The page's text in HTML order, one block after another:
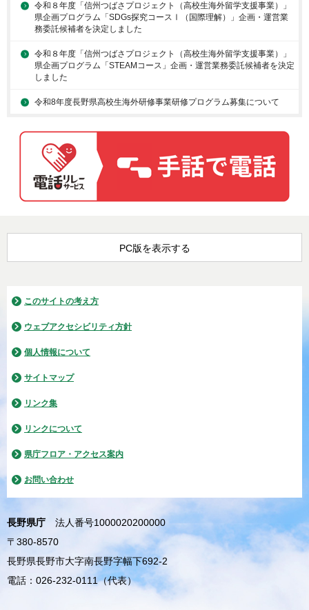
令和８年度「信州つばさプロジェクト（高校生海外留学支援事業）」
県企画プログラム「SDGs探究コースⅠ（国際理解）」企画・運営業
務委託候補者を決定しました
令和８年度「信州つばさプロジェクト（高校生海外留学支援事業）」
県企画プログラム「STEAMコース」企画・運営業務委託候補者を決定
しました
令和8年度長野県高校生海外研修事業研修プログラム募集について
PC版を表示する
このサイトの考え方
ウェブアクセシビリティ方針
個人情報について
サイトマップ
リンク集
リンクについて
県庁フロア・アクセス案内
お問い合わせ
長野県庁
法人番号1000020200000
〒380-8570
長野県長野市大字南長野字幅下692-2
電話：026-232-0111（代表）